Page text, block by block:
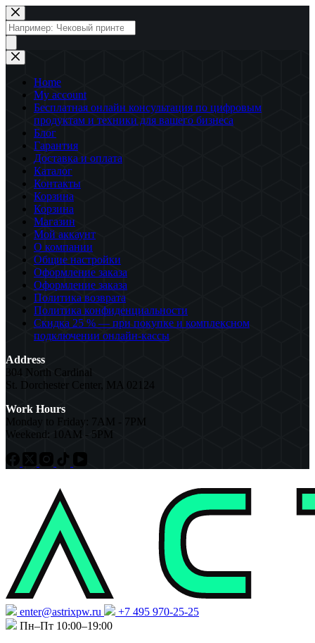
Перейти
к
сути
Поиск
товаров
Home
My account
Бесплатная онлайн консультация по цифровым
продуктам и техники для вашего бизнеса
Блог
Гарантия
Доставка и оплата
Каталог
Контакты
Корзина
Корзина
Магазин
Мой аккаунт
О компании
Общие настройки
Оформление заказа
Оформление заказа
Политика возврата
Политика конфиденциальности
Скидка 25 % — при покупке и комплексном
подключении онлайн-кассы
Address
304 North Cardinal
St. Dorchester Center, MA 02124
Work Hours
Monday to Friday: 7AM - 7PM
Weekend: 10AM - 5PM
enter@astrixpw.ru
+7 495 970-25-25
Пн–Пт 10:00–19:00